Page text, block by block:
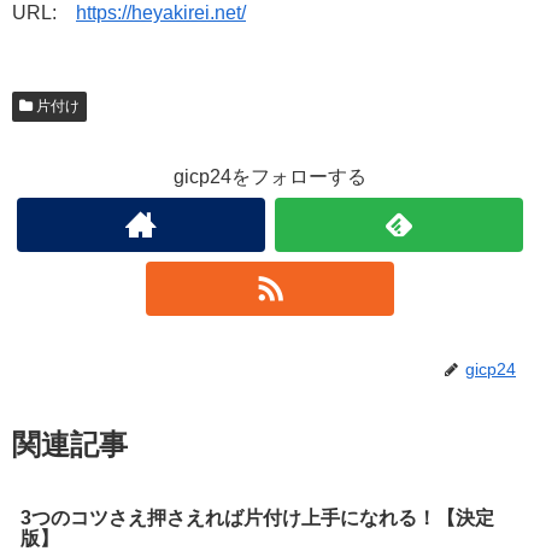
URL: https://heyakirei.net/
片付け
gicp24をフォローする
gicp24
関連記事
3つのコツさえ押さえれば片付け上手になれる！【決定
版】